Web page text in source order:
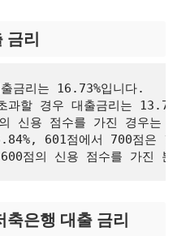
금리
금리는 16.73%입니다.
과할 경우 대출금리는 13.72%
신용 점수를 가진 경우는
601점에서 700점은
축은행 대출 금리